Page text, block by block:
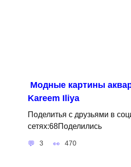
Модные картины
Kareem Iliya
Поделитья с друзьями в
сетях:68Поделились
3 470